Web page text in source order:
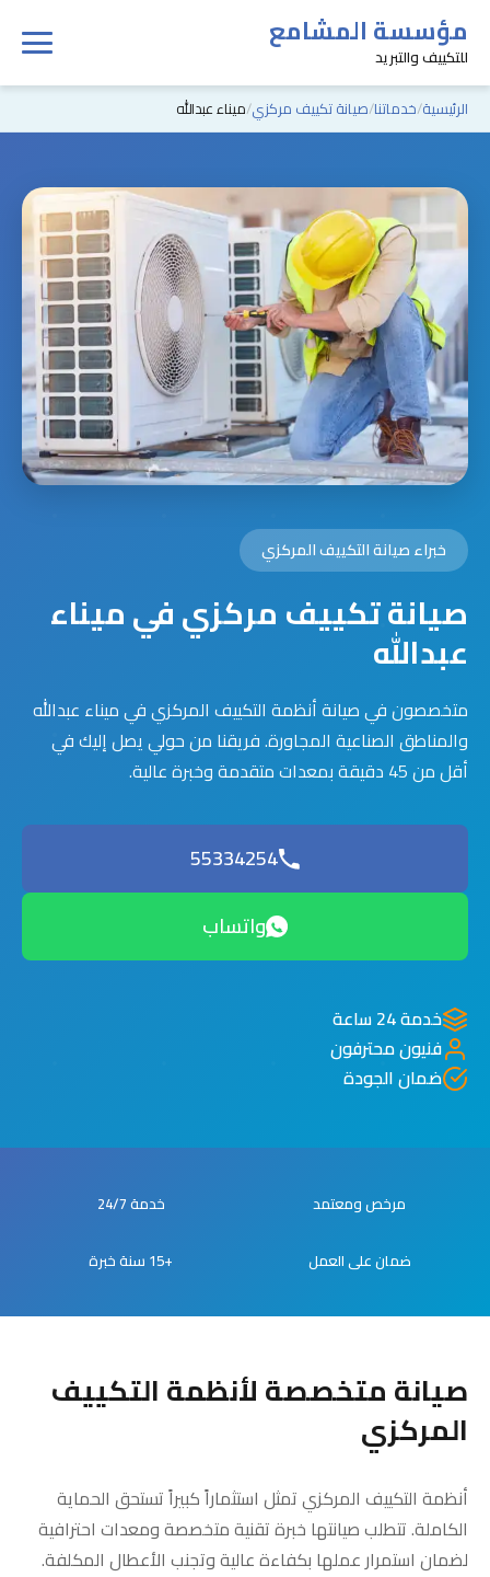
مؤسسة المشامع
للتكييف والتبريد
الرئيسية خدماتنا صيانة تكييف مركزي ميناء عبدالله
خبراء صيانة التكييف المركزي
صيانة تكييف مركزي في ميناء
عبدالله
متخصصون في صيانة أنظمة التكييف المركزي في ميناء عبدالله
والمناطق الصناعية المجاورة. فريقنا من حولي يصل إليك في
أقل من 45 دقيقة بمعدات متقدمة وخبرة عالية.
55334254
واتساب
خدمة 24 ساعة
فنيون محترفون
ضمان الجودة
مرخص ومعتمد خدمة 24/7
ضمان على العمل +15 سنة خبرة
صيانة متخصصة لأنظمة التكييف
المركزي
أنظمة التكييف المركزي تمثل استثماراً كبيراً تستحق الحماية
الكاملة. تتطلب صيانتها خبرة تقنية متخصصة ومعدات احترافية
لضمان استمرار عملها بكفاءة عالية وتجنب الأعطال المكلفة.